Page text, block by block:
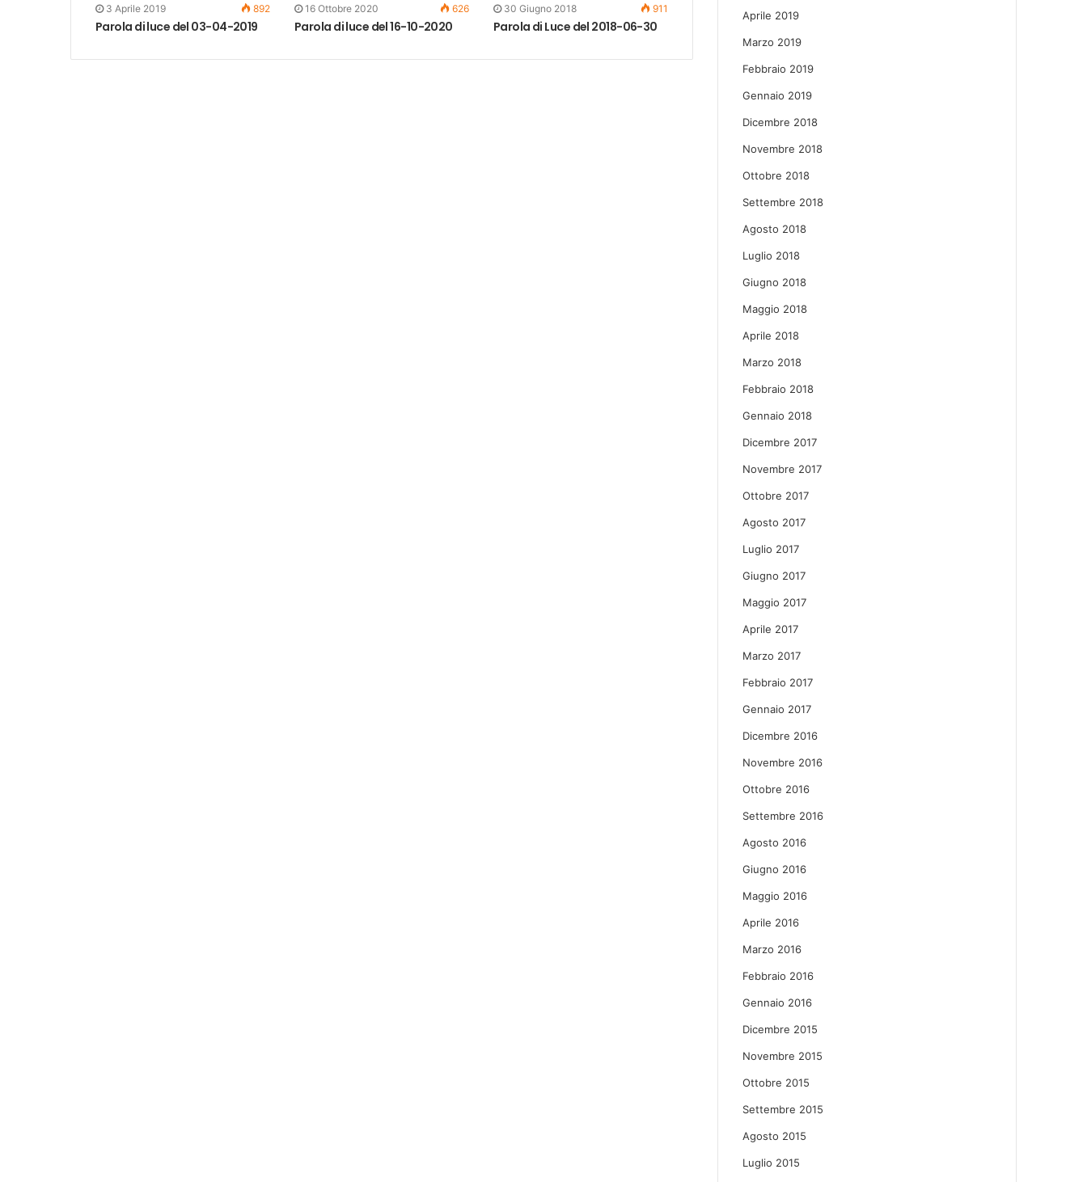
3 Aprile 2019 892
Parola di luce del 03-04-2019
16 Ottobre 2020 626
Parola di luce del 16-10-2020
30 Giugno 2018 911
Parola di Luce del 2018-06-30
Aprile 2019
Marzo 2019
Febbraio 2019
Gennaio 2019
Dicembre 2018
Novembre 2018
Ottobre 2018
Settembre 2018
Agosto 2018
Luglio 2018
Giugno 2018
Maggio 2018
Aprile 2018
Marzo 2018
Febbraio 2018
Gennaio 2018
Dicembre 2017
Novembre 2017
Ottobre 2017
Agosto 2017
Luglio 2017
Giugno 2017
Maggio 2017
Aprile 2017
Marzo 2017
Febbraio 2017
Gennaio 2017
Dicembre 2016
Novembre 2016
Ottobre 2016
Settembre 2016
Agosto 2016
Giugno 2016
Maggio 2016
Aprile 2016
Marzo 2016
Febbraio 2016
Gennaio 2016
Dicembre 2015
Novembre 2015
Ottobre 2015
Settembre 2015
Agosto 2015
Luglio 2015